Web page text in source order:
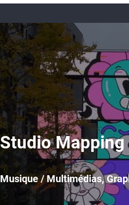
Studio
Musique / Multimédias,